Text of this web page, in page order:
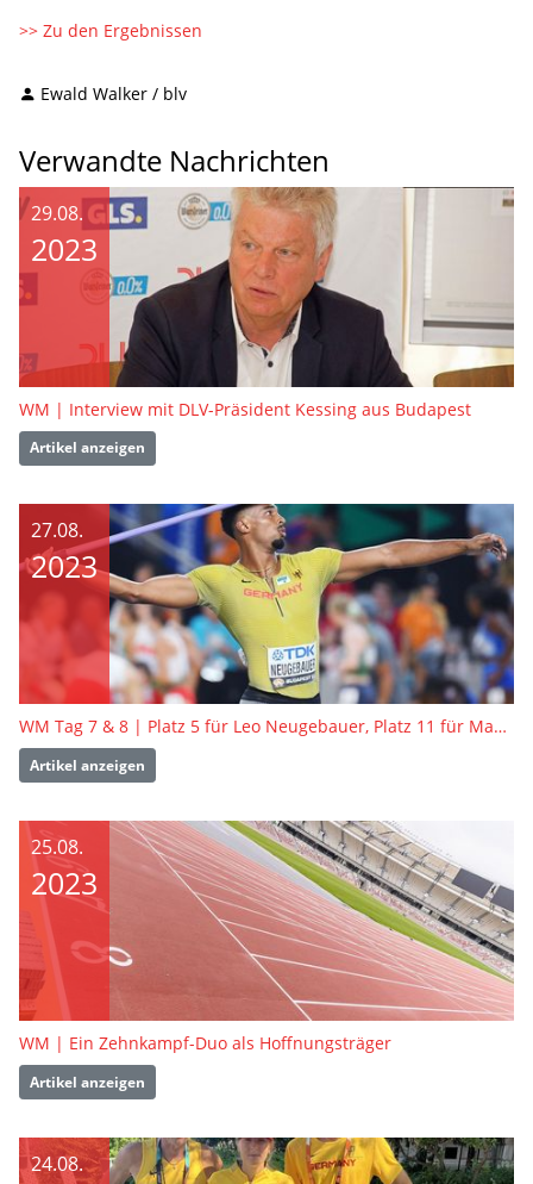
>> Zu den Ergebnissen
Ewald Walker / blv
Verwandte Nachrichten
29.08.
2023
WM | Interview mit DLV-Präsident Kessing aus Budapest
Artikel anzeigen
27.08.
2023
WM Tag 7 & 8 | Platz 5 für Leo Neugebauer, Platz 11 für Manuel Eitel - so verlief der Zehnkampf
Artikel anzeigen
25.08.
2023
WM | Ein Zehnkampf-Duo als Hoffnungsträger
Artikel anzeigen
24.08.